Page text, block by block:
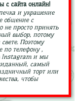
с сайта онлайн!
и украшение
общение с
не просто принять
выбор, потому
Поэтому
по телефону ,
Instagram и мы
самый
торт или
чтобы